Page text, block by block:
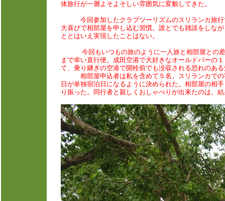
体旅行が一層よそよそしい雰囲気に変貌してきた。
今回参加したクラブツーリズムのスリランカ旅行で
大喜びで相部屋を申し込む習慣。誰とでも雑談をしな
ととはいえ実現したことはない。
今回もいつもの旅のように一人旅と相部屋との
まで幸い直行便。成田空港で大好きなオールドパーの
て、乗り継ぎの空港で開栓前でも没収される恐れのあ
相部屋申込者は私を含めて５名。スリランカでの宿
日が単独宿泊日になるように決められた。相部屋の相
り振った。同行者と親しくおしゃべりが出来たのは、